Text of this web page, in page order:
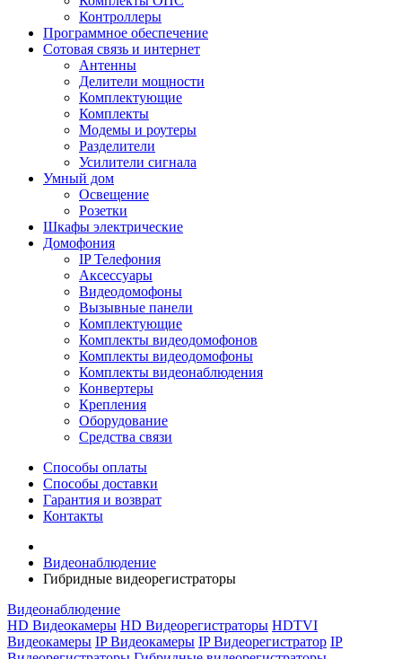
Контроллеры
Программное обеспечение
Сотовая связь и интернет
Антенны
Делители мощности
Комплектующие
Комплекты
Модемы и роутеры
Разделители
Усилители сигнала
Умный дом
Освещение
Розетки
Шкафы электрические
Домофония
IP Телефония
Аксессуары
Видеодомофоны
Вызывные панели
Комплектующие
Комплекты видеодомофонов
Комплекты видеодомофоны
Комплекты видеонаблюдения
Конвертеры
Крепления
Оборудование
Средства связи
Способы оплаты
Способы доставки
Гарантия и возврат
Контакты
Видеонаблюдение
Гибридные видеорегистраторы
Видеонаблюдение
HD Видеокамеры HD Видеорегистраторы HDTVI
Видеокамеры IP Видеокамеры IP Видеорегистратор IP